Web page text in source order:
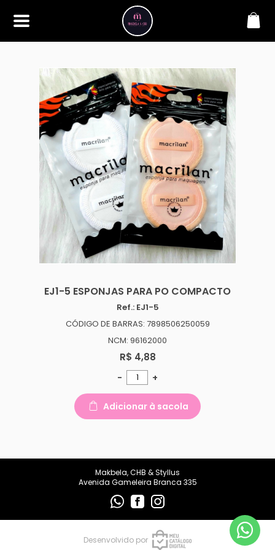
Bem-vindo à Makbela, CHB &
Styllus, sua fonte confiável de
maquiagens e acessórios de
alta qualidade. Somos
apaixonados por realçar a
beleza de nossos clientes,
oferecendo uma ampla gama
de produtos que inspiram
confiança e criatividade. Desde
os últimos lançamentos em
maquiagem até os acessórios
mais elegantes, estamos aqui
para ajudá-lo a alcançar seu
visual dos sonhos. Explore nossa
seleção cuidadosamente
selecionada e descubra como a
beleza se torna uma expressão
única conosco.
CONTATO
makbelachb@gmail.com
EJ1-5 ESPONJAS PARA PO COMPACTO
Ref.: EJ1-5
CÓDIGO DE BARRAS: 7898506250059
NCM: 96162000
R$ 4,88
- +
Adicionar à sacola
Makbela, CHB & Styllus
Avenida Gameleira Branca 335
Desenvolvido por